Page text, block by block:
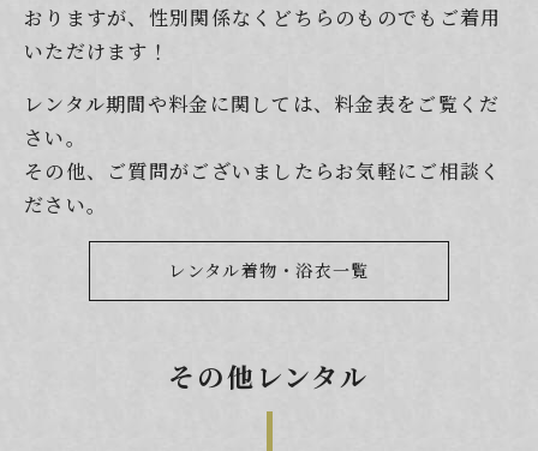
おりますが、性別関係なくどちらのものでもご着用
いただけます！
レンタル期間や料金に関しては、料金表をご覧くだ
さい。
その他、ご質問がございましたらお気軽にご相談く
ださい。
レンタル着物・浴衣一覧
その他レンタル